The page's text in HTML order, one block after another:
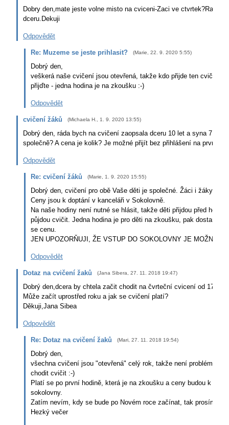
Dobry den,mate jeste volne misto na cviceni-Zaci ve ctvrtek?Rada
dceru.Dekuji
Odpovědět
Re: Muzeme se jeste prihlasit? (Marie 22. 9. 2020 5:55)
Dobrý den,
veškerá naše cvičení jsou otevřená, takže kdo přijde ten cvičí.
přijďte - jedna hodina je na zkoušku :-)
Odpovědět
cvičení žáků (Michaela H. 1. 9. 2020 13:55)
Dobrý den, ráda bych na cvičení zaopsala dceru 10 let a syna 7 let-
společně? A cena je kolik? Je možné přijít bez přihlášení na první
Odpovědět
Re: cvičení žáků (Marie 1. 9. 2020 15:55)
Dobrý den, cvičení pro obě Vaše děti je společné. Žáci i žákyně
Ceny jsou k doptání v kanceláři v Sokolovně.
Na naše hodiny není nutné se hlásit, takže děti přijdou před
půjdou cvičit. Jedna hodina je pro děti na zkoušku, pak dostanete
se cenu.
JEN UPOZORŇUJI, ŽE VSTUP DO SOKOLOVNY JE MOŽNÝ
Odpovědět
Dotaz na cvičení žaků (Jana Sibera 27. 11. 2018 19:47)
Dobrý den,dcera by chtela začit chodit na čvrteční cvicení od 17:00.
Může začít uprostřed roku a jak se cvičení platí?
Děkuji,Jana Sibea
Odpovědět
Re: Dotaz na cvičení žaků (Mari 27. 11. 2018 19:54)
Dobrý den,
všechna cvičení jsou "otevřená" celý rok, takže není problém po
chodit cvičit :-)
Platí se po první hodině, která je na zkoušku a ceny budou k
sokolovny.
Zatím nevím, kdy se bude po Novém roce začínat, tak prosím
Hezký večer